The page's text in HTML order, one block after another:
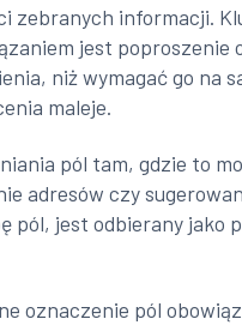
zebranych informacji.
jest
niż wymagać go na
maleje.
pól tam, gdzie to
adresów czy
jest odbierany jako
oznaczenie pól